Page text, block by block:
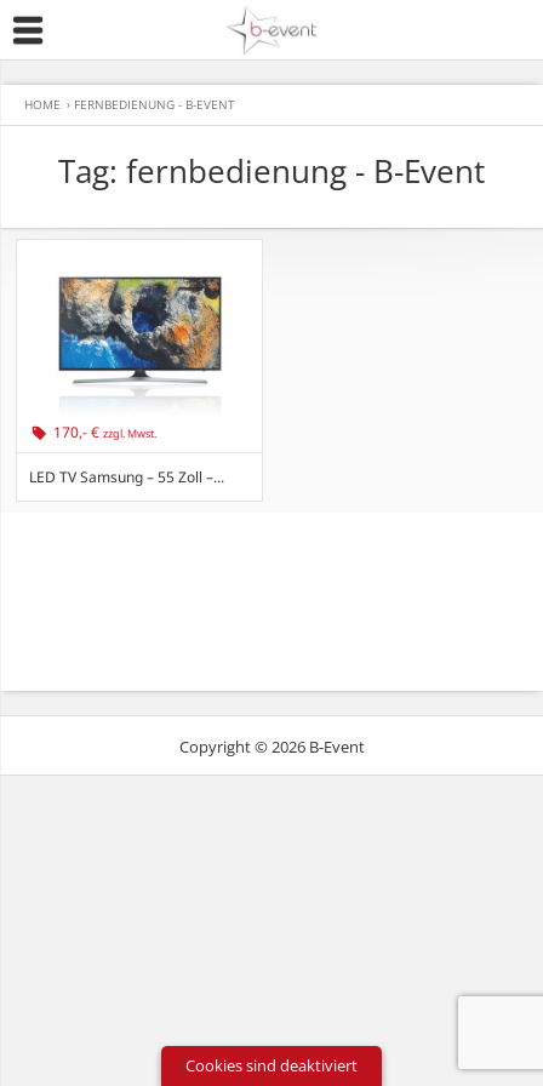
Tag: fernbedienung - B-Event
HOME › FERNBEDIENUNG - B-EVENT
LED TV Samsung – 55 Zoll –...
170,- €zzgl. Mwst.
Copyright © 2026 B-Event
Cookies sind deaktiviert